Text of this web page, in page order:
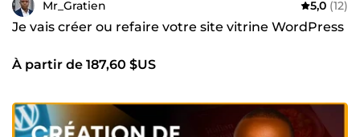
Mr_Gratien 5,0 (12)
Je vais créer ou refaire votre site vitrine WordPress
À partir de 187,60 $US